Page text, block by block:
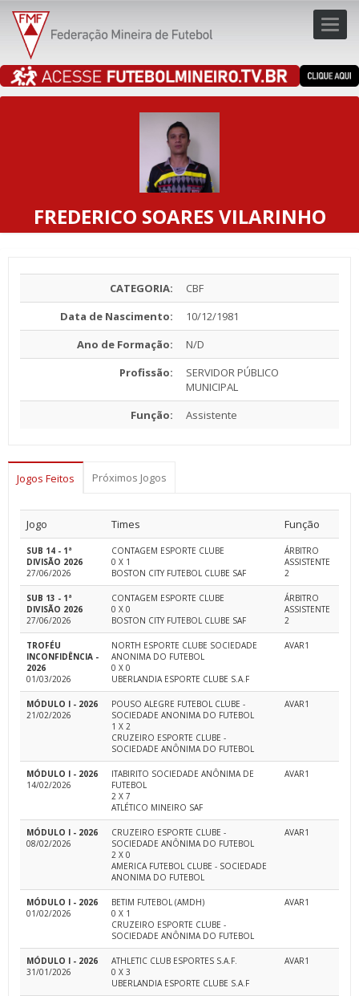
FREDERICO SOARES VILARINHO
CATEGORIA:
CBF
Data de Nascimento:
10/12/1981
Ano de Formação:
N/D
Profissão:
SERVIDOR PÚBLICO
MUNICIPAL
Função:
Assistente
Jogos Feitos Próximos Jogos
Jogo Times Função
SUB 14 - 1ª
DIVISÃO 2026
27/06/2026
CONTAGEM ESPORTE CLUBE
0 X 1
BOSTON CITY FUTEBOL CLUBE SAF
ÁRBITRO
ASSISTENTE
2
SUB 13 - 1ª
DIVISÃO 2026
27/06/2026
CONTAGEM ESPORTE CLUBE
0 X 0
BOSTON CITY FUTEBOL CLUBE SAF
ÁRBITRO
ASSISTENTE
2
TROFÉU
INCONFIDÊNCIA -
2026
01/03/2026
NORTH ESPORTE CLUBE SOCIEDADE
ANONIMA DO FUTEBOL
0 X 0
UBERLANDIA ESPORTE CLUBE S.A.F
AVAR1
MÓDULO I - 2026
21/02/2026
POUSO ALEGRE FUTEBOL CLUBE -
SOCIEDADE ANONIMA DO FUTEBOL
1 X 2
CRUZEIRO ESPORTE CLUBE -
SOCIEDADE ANÔNIMA DO FUTEBOL
AVAR1
MÓDULO I - 2026
14/02/2026
ITABIRITO SOCIEDADE ANÔNIMA DE
FUTEBOL
2 X 7
ATLÉTICO MINEIRO SAF
AVAR1
MÓDULO I - 2026
08/02/2026
CRUZEIRO ESPORTE CLUBE -
SOCIEDADE ANÔNIMA DO FUTEBOL
2 X 0
AMERICA FUTEBOL CLUBE - SOCIEDADE
ANONIMA DO FUTEBOL
AVAR1
MÓDULO I - 2026
01/02/2026
BETIM FUTEBOL (AMDH)
0 X 1
CRUZEIRO ESPORTE CLUBE -
SOCIEDADE ANÔNIMA DO FUTEBOL
AVAR1
MÓDULO I - 2026
31/01/2026
ATHLETIC CLUB ESPORTES S.A.F.
0 X 3
UBERLANDIA ESPORTE CLUBE S.A.F
AVAR1